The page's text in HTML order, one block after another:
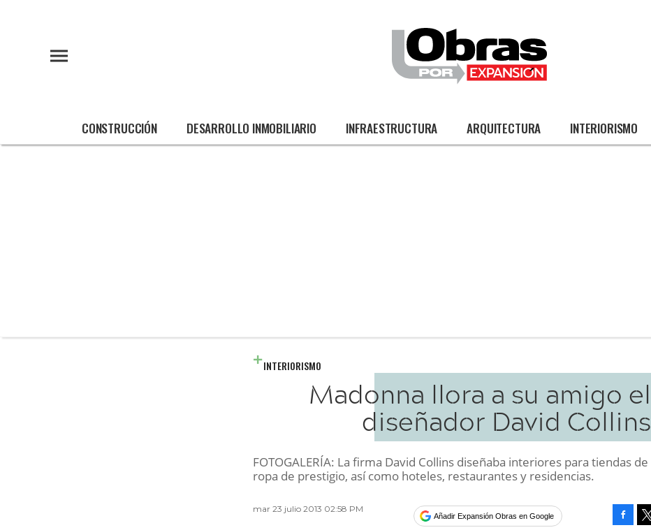
CONSTRUCCIÓN DESARROLLO INMOBILIARIO INFRAESTRUCTURA ARQUITECTURA INTERIORISMO
INTERIORISMO
Madonna llora a su amigo el
diseñador David Collins
FOTOGALERÍA: La firma David Collins diseñaba interiores para tiendas de
ropa de prestigio, así como hoteles, restaurantes y residencias.
mar 23 julio 2013 02:58 PM
Añadir Expansión Obras en Google